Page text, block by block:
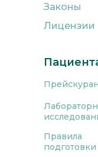
Законы
Правила
Лицензии